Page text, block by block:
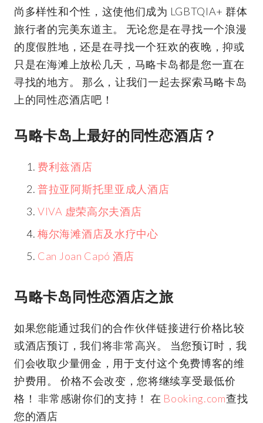
尚多样性和个性，这使他们成为 LGBTQIA+ 群体
旅行者的完美东道主。 无论您是在寻找一个浪漫
的度假胜地，还是在寻找一个狂欢的夜晚，抑或
只是在海滩上放松几天，马略卡岛都是您一直在
寻找的地方。 那么，让我们一起去探索马略卡岛
上的同性恋酒店吧！
马略卡岛上最好的同性恋酒店？
费利兹酒店
普拉亚阿斯托里亚成人酒店
VIVA 虚荣高尔夫酒店
梅尔海滩酒店及水疗中心
Can Joan Capó 酒店
马略卡岛同性恋酒店之旅
如果您能通过我们的合作伙伴链接进行价格比较
或酒店预订，我们将非常高兴。 当您预订时，我
们会收取少量佣金，用于支付这个免费博客的维
护费用。 价格不会改变，您将继续享受最低价
格！ 非常感谢你们的支持！ 在 Booking.com查找
您的酒店